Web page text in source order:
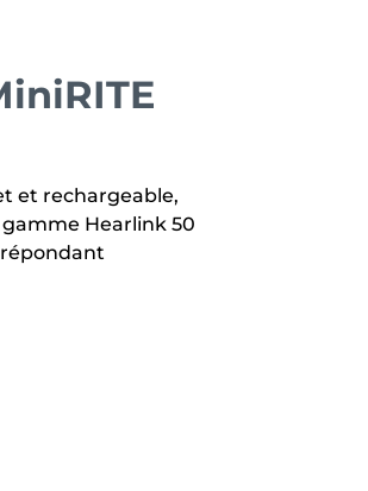
et rechargeable,
Hearlink 50